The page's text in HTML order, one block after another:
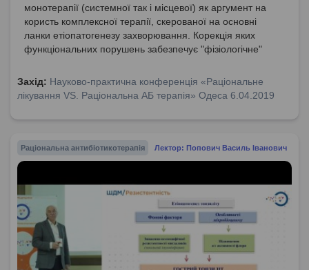
монотерапії (системної так і місцевої) як аргумент на
користь комплексної терапії, скерованої на основні
ланки етіопатогенезу захворювання. Корекція яких
функціональних порушень забезпечує "фізіологічне"
риносинуситу) та ГСО (гострого середнього отиту)?
Комплексна етіопатогенетично обгрунтована терапія.
Гострий середній отит як коморбідний процес на фоні
гострого риносинуситу (ГРС).
Захід: Науково-практична конференція «Раціональне
лікування VS. Раціональна АБ терапія» Одеса 6.04.2019
Раціональна антибіотикотерапія Лектор: Попович Василь Іванович